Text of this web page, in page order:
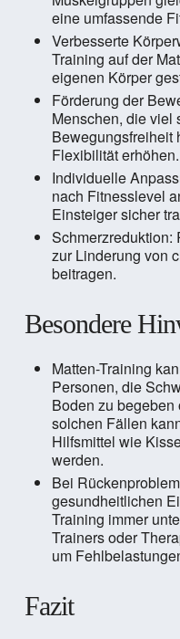
eine umfassende
Verbesserte
Training auf der
eigenen Körper
Förderung der
Menschen, die viel
Bewegungsfreiheit
Flexibilität erhöhen.
Individuelle
nach Fitnesslevel
Einsteiger sicher
Schmerzreduktion:
zur Linderung von
beitragen.
Besondere
Matten-Training
Personen, die
Boden zu begeben
solchen Fällen
Hilfsmittel wie
werden.
Bei
gesundheitlichen
Training immer
Trainers oder
um
Fazit